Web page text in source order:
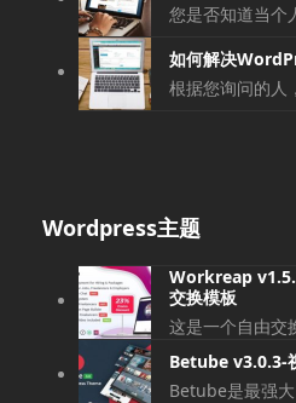
您是否知道当个
如何解决
根据您询问的
Wordpress主题
Workreap
交换模板
这是一个自由
Betube v3.0.3-
Betube是最强